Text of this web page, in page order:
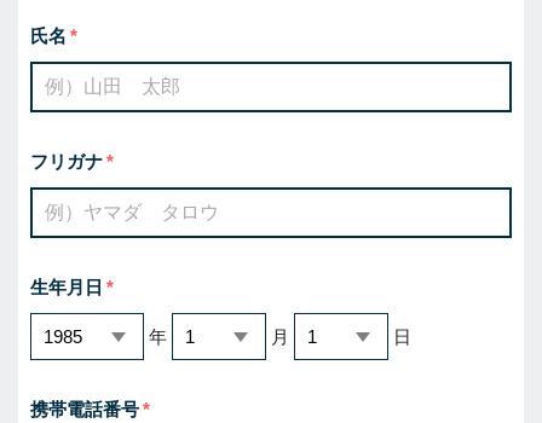
氏名
フリガナ
生年月日
年 月 日
携帯電話番号